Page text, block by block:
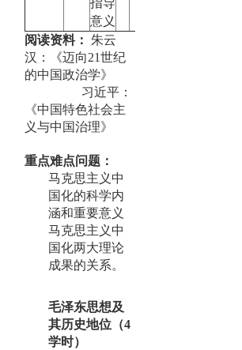
意义
阅读资料： 朱云
汉 ： 《迈向21世纪
的中国政治学》
习近平：
《中国特色社会主
义与中国治理》
重点难点问题：
马克思主义中
国化的科学内
涵和重要意义
马克思主义中
国化两大理论
成果的关系。
毛泽东思想及
其历史地位（4
学时）